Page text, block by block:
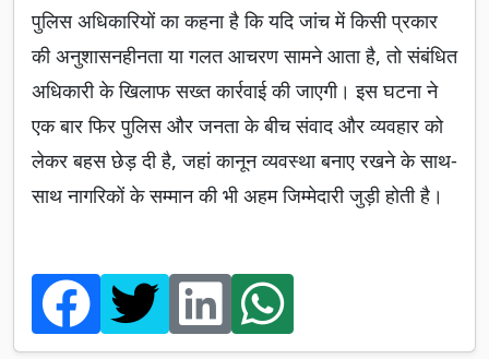
पुलिस अधिकारियों का कहना है कि यदि जांच में किसी प्रकार
की अनुशासनहीनता या गलत आचरण सामने आता है, तो संबंधित
अधिकारी के खिलाफ सख्त कार्रवाई की जाएगी। इस घटना ने
एक बार फिर पुलिस और जनता के बीच संवाद और व्यवहार को
लेकर बहस छेड़ दी है, जहां कानून व्यवस्था बनाए रखने के साथ-
साथ नागरिकों के सम्मान की भी अहम जिम्मेदारी जुड़ी होती है।